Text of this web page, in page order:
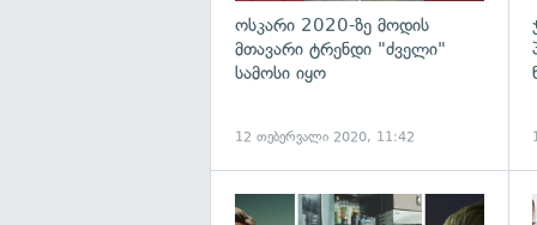
ოსკარი 2020-ზე მოდის
მთავარი ტრენდი "ძველი"
სამოსი იყო
12 თებერვალი 2020, 11:42